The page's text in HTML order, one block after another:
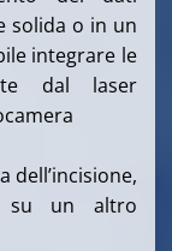
solida o in un
integrare le
dal laser
dell’incisione,
su un altro